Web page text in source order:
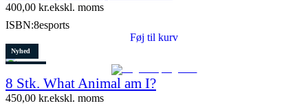
400,00 kr.ekskl. moms
ISBN:8esports
Føj til kurv
Nyhed
10 stk. tilbage
8 Stk. What Animal am I?
450,00 kr.ekskl. moms